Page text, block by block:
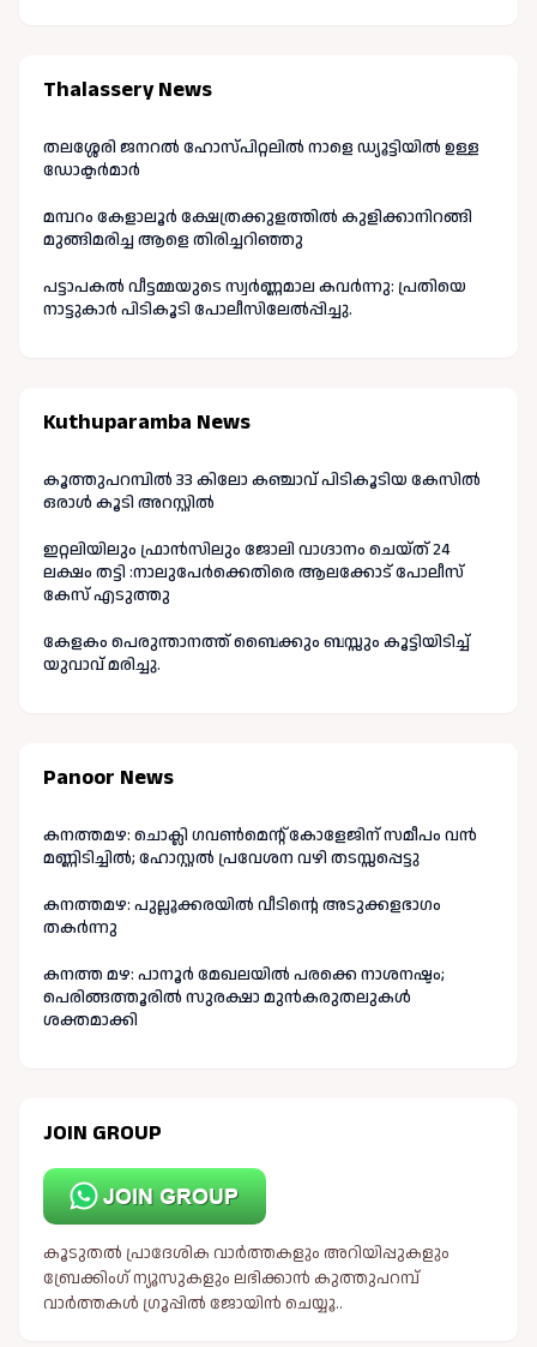
Thalassery News
തലശ്ശേരി ജനറൽ ഹോസ്പിറ്റലിൽ നാളെ ഡ്യൂട്ടിയിൽ ഉള്ള
ഡോക്ടർമാർ
മമ്പറം കേളാലൂർ ക്ഷേത്രക്കുളത്തിൽ കുളിക്കാനിറങ്ങി
മുങ്ങിമരിച്ച ആളെ തിരിച്ചറിഞ്ഞു
പട്ടാപകൽ വീട്ടമ്മയുടെ സ്വർണ്ണമാല കവർന്നു: പ്രതിയെ
നാട്ടുകാർ പിടികൂടി പോലീസിലേൽപ്പിച്ചു.
Kuthuparamba News
കൂത്തുപറമ്പിൽ 33 കിലോ കഞ്ചാവ് പിടികൂടിയ കേസിൽ
ഒരാൾ കൂടി അറസ്റ്റിൽ
ഇറ്റലിയിലും ഫ്രാൻസിലും ജോലി വാഗ്ദാനം ചെയ്ത് 24
ലക്ഷം തട്ടി :നാലുപേർക്കെതിരെ ആലക്കോട് പോലീസ്
കേസ് എടുത്തു
കേളകം പെരുന്താനത്ത് ബൈക്കും ബസ്സും കൂട്ടിയിടിച്ച്
യുവാവ് മരിച്ചു.
Panoor News
കനത്തമഴ: ചൊക്ലി ഗവൺമെന്റ് കോളേജിന് സമീപം വൻ
മണ്ണിടിച്ചിൽ; ഹോസ്റ്റൽ പ്രവേശന വഴി തടസ്സപ്പെട്ടു
കനത്തമഴ: പുല്ലൂക്കരയിൽ വീടിന്റെ അടുക്കളഭാഗം
തകർന്നു
കനത്ത മഴ: പാനൂർ മേഖലയിൽ പരക്കെ നാശനഷ്ടം;
പെരിങ്ങത്തൂരിൽ സുരക്ഷാ മുൻകരുതലുകൾ
ശക്തമാക്കി
JOIN GROUP
കൂടുതൽ പ്രാദേശിക വാർത്തകളും അറിയിപ്പുകളും
ബ്രേക്കിംഗ് ന്യൂസുകളും ലഭിക്കാൻ കുത്തുപറമ്പ്
വാർത്തകൾ ഗ്രൂപ്പിൽ ജോയിൻ ചെയ്യൂ..